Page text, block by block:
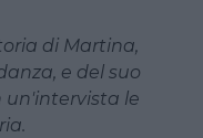
di Martina,
e del suo
un'intervista le